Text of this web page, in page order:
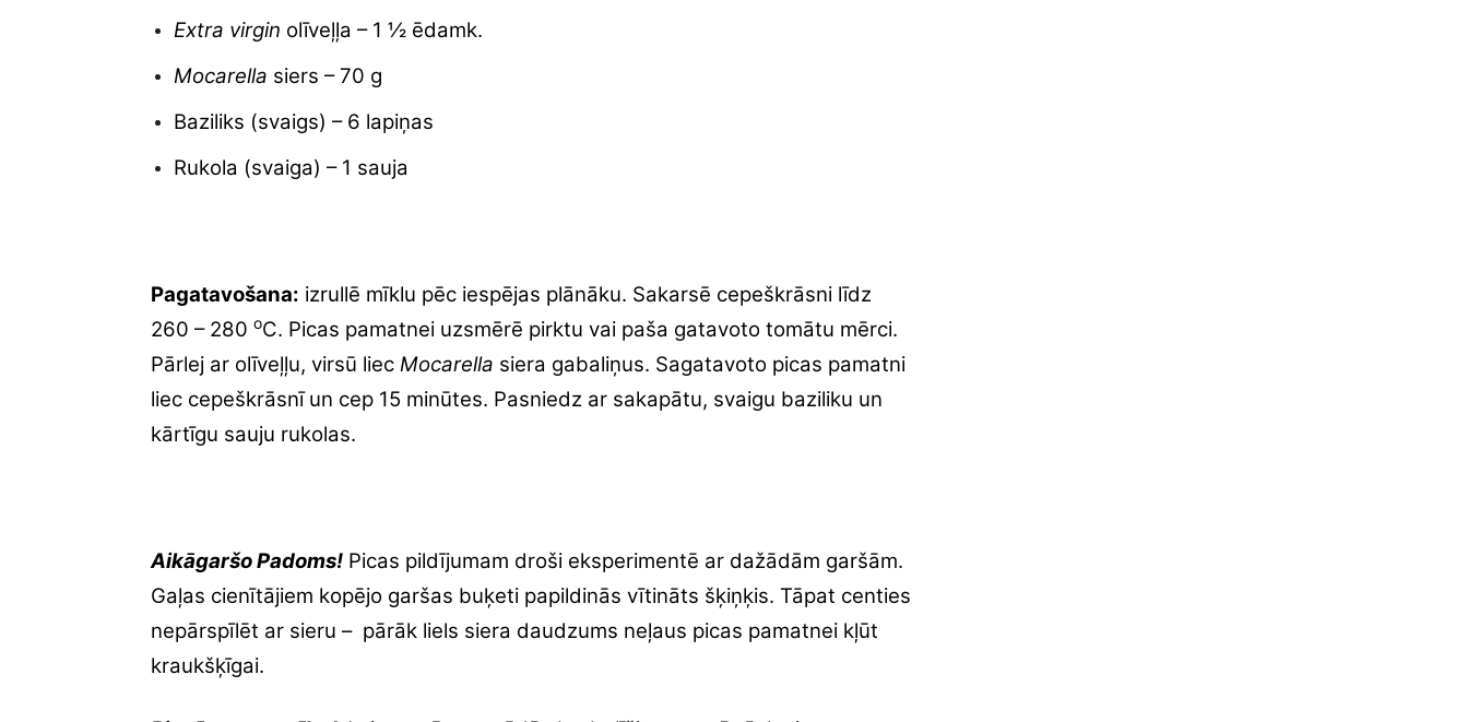
Extra virgin olīveļļa – 1 ½ ēdamk.
Mocarella siers – 70 g
Baziliks (svaigs) – 6 lapiņas
Rukola (svaiga) – 1 sauja
Pagatavošana: izrullē mīklu pēc iespējas plānāku. Sakarsē cepeškrāsni līdz
260 – 280 oC. Picas pamatnei uzsmērē pirktu vai paša gatavoto tomātu mērci.
Pārlej ar olīveļļu, virsū liec Mocarella siera gabaliņus. Sagatavoto picas pamatni
liec cepeškrāsnī un cep 15 minūtes. Pasniedz ar sakapātu, svaigu baziliku un
kārtīgu sauju rukolas.
Aikāgaršo Padoms! Picas pildījumam droši eksperimentē ar dažādām garšām.
Gaļas cienītājiem kopējo garšas buķeti papildinās vītināts šķiņķis. Tāpat centies
nepārspīlēt ar sieru – pārāk liels siera daudzums neļaus picas pamatnei kļūt
kraukšķīgai.